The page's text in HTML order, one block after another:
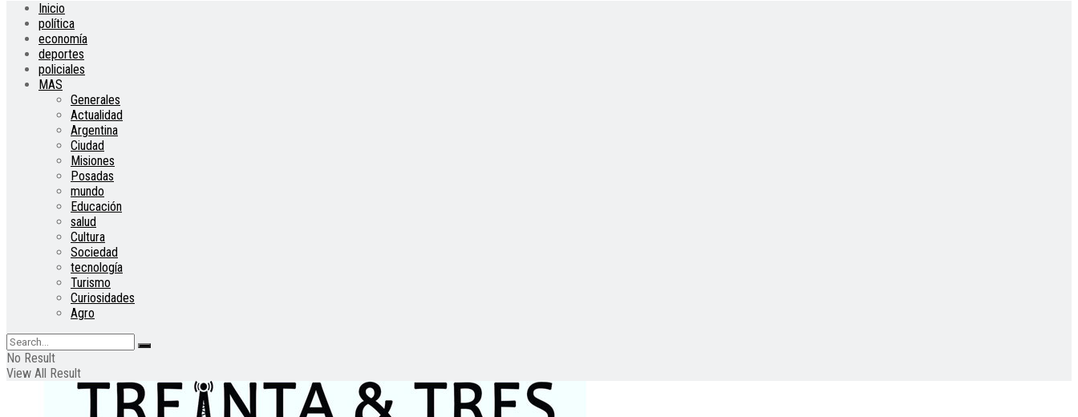
Inicio
política
economía
deportes
policiales
MAS
Generales
Actualidad
Argentina
Ciudad
Misiones
Posadas
mundo
Educación
salud
Cultura
Sociedad
tecnología
Turismo
Curiosidades
Agro
No Result
View All Result